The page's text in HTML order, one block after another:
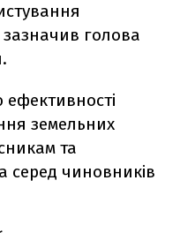
голова
земельних
та
серед чиновників